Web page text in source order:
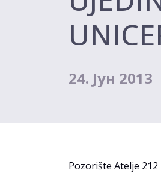
24. Јун 2013
Pozorište Atelje